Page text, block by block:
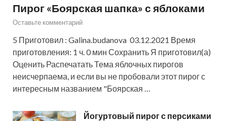
Пирог «Боярская шапка» с яблоками
Оставьте комментарий
5 Приготовил : Galina.budanova 03.12.2021 Время
приготовления: 1 ч. 0 мин Сохранить Я приготовил(а)
Оценить Распечатать Тема яблочных пирогов
неисчерпаема, и если вы не пробовали этот пирог с
интересным названием "Боярская …
Йогуртовый пирог с персиками